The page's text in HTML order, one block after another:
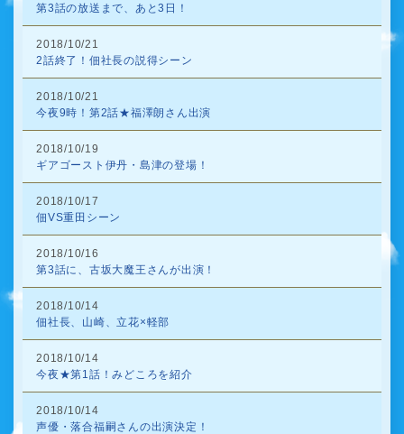
第3話の放送まで、あと3日！
2018/10/21
2話終了！佃社長の説得シーン
2018/10/21
今夜9時！第2話★福澤朗さん出演
2018/10/19
ギアゴースト伊丹・島津の登場！
2018/10/17
佃VS重田シーン
2018/10/16
第3話に、古坂大魔王さんが出演！
2018/10/14
佃社長、山崎、立花×軽部
2018/10/14
今夜★第1話！みどころを紹介
2018/10/14
声優・落合福嗣さんの出演決定！